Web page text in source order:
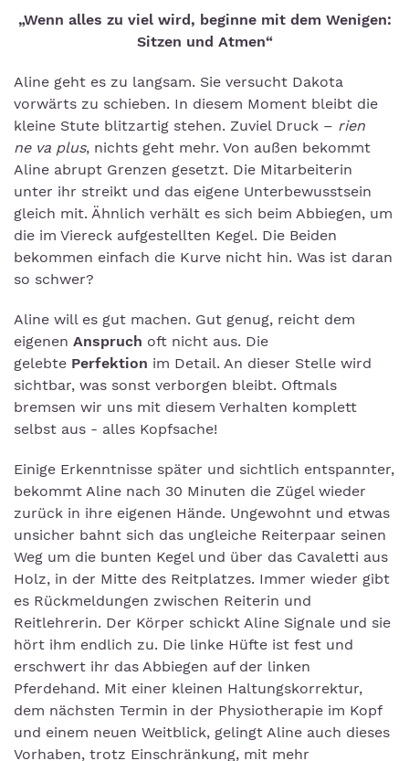
„Wenn alles zu viel wird, beginne mit dem Wenigen:
Sitzen und Atmen“
Aline geht es zu langsam. Sie versucht Dakota
vorwärts zu schieben. In diesem Moment bleibt die
kleine Stute blitzartig stehen. Zuviel Druck – rien
ne va plus, nichts geht mehr. Von außen bekommt
Aline abrupt Grenzen gesetzt. Die Mitarbeiterin
unter ihr streikt und das eigene Unterbewusstsein
gleich mit. Ähnlich verhält es sich beim Abbiegen, um
die im Viereck aufgestellten Kegel. Die Beiden
bekommen einfach die Kurve nicht hin. Was ist daran
so schwer?
Aline will es gut machen. Gut genug, reicht dem
eigenen Anspruch oft nicht aus. Die
gelebte Perfektion im Detail. An dieser Stelle wird
sichtbar, was sonst verborgen bleibt. Oftmals
bremsen wir uns mit diesem Verhalten komplett
selbst aus - alles Kopfsache!
Einige Erkenntnisse später und sichtlich entspannter,
bekommt Aline nach 30 Minuten die Zügel wieder
zurück in ihre eigenen Hände. Ungewohnt und etwas
unsicher bahnt sich das ungleiche Reiterpaar seinen
Weg um die bunten Kegel und über das Cavaletti aus
Holz, in der Mitte des Reitplatzes. Immer wieder gibt
es Rückmeldungen zwischen Reiterin und
Reitlehrerin. Der Körper schickt Aline Signale und sie
hört ihm endlich zu. Die linke Hüfte ist fest und
erschwert ihr das Abbiegen auf der linken
Pferdehand. Mit einer kleinen Haltungskorrektur,
dem nächsten Termin in der Physiotherapie im Kopf
und einem neuen Weitblick, gelingt Aline auch dieses
Vorhaben, trotz Einschränkung, mit mehr